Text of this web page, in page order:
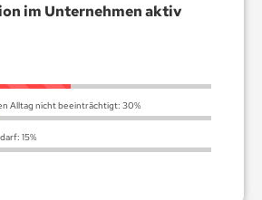
im Unternehmen aktiv
Alltag nicht beeinträchtigt: 30%
15%